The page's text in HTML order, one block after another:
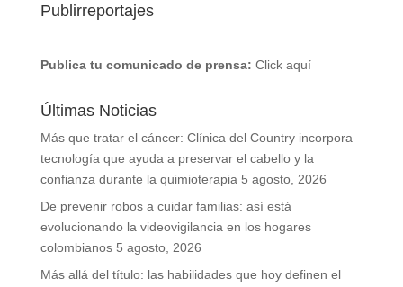
Publirreportajes
Publica tu comunicado de prensa: Click aquí
Últimas Noticias
Más que tratar el cáncer: Clínica del Country incorpora
tecnología que ayuda a preservar el cabello y la
confianza durante la quimioterapia 5 agosto, 2026
De prevenir robos a cuidar familias: así está
evolucionando la videovigilancia en los hogares
colombianos 5 agosto, 2026
Más allá del título: las habilidades que hoy definen el